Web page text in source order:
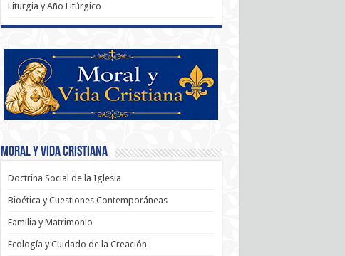
Liturgia y Año Litúrgico
Moral y Vida Cristiana
Doctrina Social de la Iglesia
Bioética y Cuestiones Contemporáneas
Familia y Matrimonio
Ecología y Cuidado de la Creación